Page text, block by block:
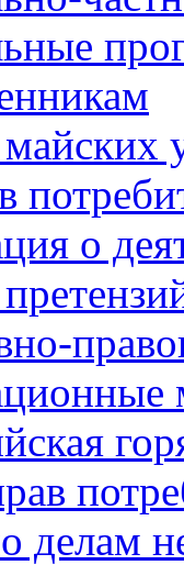
майских
о
делам